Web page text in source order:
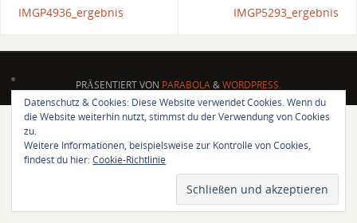
IMGP4936_ergebnis IMGP5293_ergebnis
PRÄSENTIERT VON PARABOLA&WORDPRESS.
Datenschutz & Cookies: Diese Website verwendet Cookies. Wenn du
die Website weiterhin nutzt, stimmst du der Verwendung von Cookies
zu.
Weitere Informationen, beispielsweise zur Kontrolle von Cookies,
findest du hier:Cookie-Richtlinie